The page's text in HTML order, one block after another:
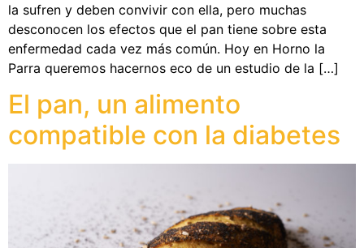
la sufren y deben convivir con ella, pero muchas
desconocen los efectos que el pan tiene sobre esta
enfermedad cada vez más común. Hoy en Horno la
Parra queremos hacernos eco de un estudio de la […]
El pan, un alimento
compatible con la diabetes